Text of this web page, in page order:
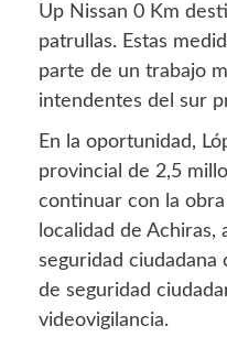
Up Nissan 0 Km
patrullas. Estas
parte de un trabajo
intendentes del sur
En la oportunidad,
provincial de 2,5
continuar con la
localidad de
seguridad ciudadana
de seguridad
videovigilancia.